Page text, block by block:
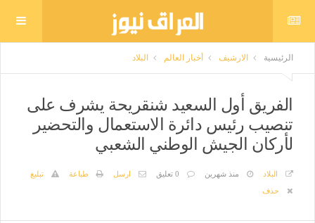
الرئيسية الارشيف أخبار العالم البلاد
الفريق أول السعيد شنقريحة يشرف على
تنصيب رئيس دائرة الاستعمال والتحضير
لأركان الجيش الوطني الشعبي
البلاد منذ شهرين 0 تعليق ارسل طباعة
تبليغ
حذف